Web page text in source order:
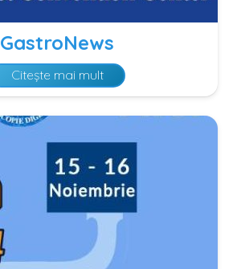
GastroNews
Citește mai mult